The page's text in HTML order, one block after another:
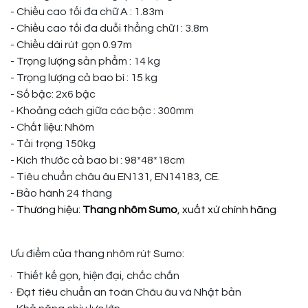
- Chiều cao tối đa chữ A : 1.83m
- Chiều cao tối đa duỗi thẳng chữ I : 3.8m
- Chiều dài rút gọn 0.97m
- Trọng lượng sản phẩm : 14 kg
- Trọng lượng cả bao bì : 15 kg
- Số bậc: 2x6 bậc
- Khoảng cách giữa các bậc : 300mm
- Chất liệu: Nhôm
- Tải trọng 150kg
- Kích thước cả bao bì : 98*48*18cm
- Tiêu chuẩn châu âu EN131, EN14183, CE.
- Bảo hành 24 tháng
- Thương hiệu: Thang nhôm Sumo, xuất xứ chính hãng
Ưu điểm của thang nhôm rút Sumo:
· Thiết kế gọn, hiện đại, chắc chắn
· Đạt tiêu chuẩn an toàn Châu âu và Nhật bản